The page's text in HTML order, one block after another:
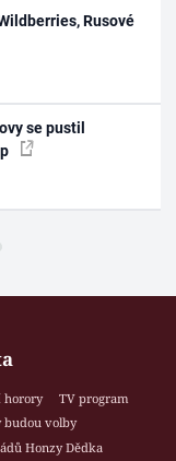
Rusové
se pustil
horory
TV program
budou volby
Honzy Dědka